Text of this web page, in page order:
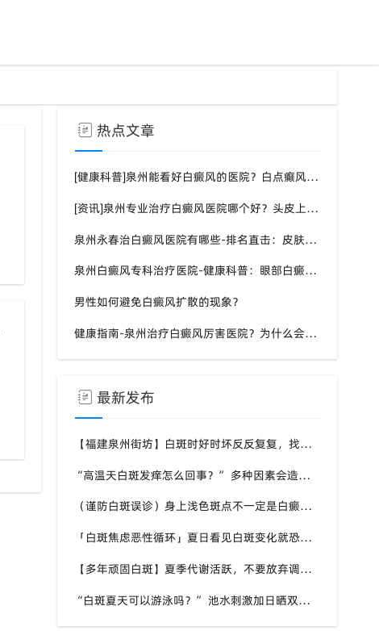
热点文章
[健康科普]泉州能看好白癜风的医院？白点癫风需要注意什么饮食？
[资讯]泉州专业治疗白癜风医院哪个好？头皮上有一块白色厚厚的头皮？
泉州永春治白癜风医院有哪些-排名直击：皮肤白斑是什么原因导致的？
泉州白癜风专科治疗医院-健康科普：眼部白癜风症状？
男性如何避免白癜风扩散的现象？
健康指南-泉州治疗白癜风厉害医院？为什么会长白斑的原因？
最新发布
【福建泉州街坊】白斑时好时坏反反复复，找不准诱因，泉州中科白癜风医院帮梳理夏季白斑波动各类诱因
“高温天白斑发痒怎么回事？” 多种因素会造成白斑处瘙痒，泉州中科白癜风医院讲解白斑发痒的处理方式
（谨防白斑误诊）身上浅色斑点不一定是白癜风，盲目用药危害皮肤，泉州中科白癜风医院建议先明确白斑类型
「白斑焦虑恶性循环」夏日看见白斑变化就恐慌，负面情绪反加重病情，泉州中科白癜风医院呼吁放平心态应对
【多年顽固白斑】夏季代谢活跃，不要放弃调理机会，泉州中科白癜风医院建议结合自身情况定制改善思路
“白斑夏天可以游泳吗？” 池水刺激加日晒双重考验，泉州中科白癜风医院告知白癜风人群游泳防护要点